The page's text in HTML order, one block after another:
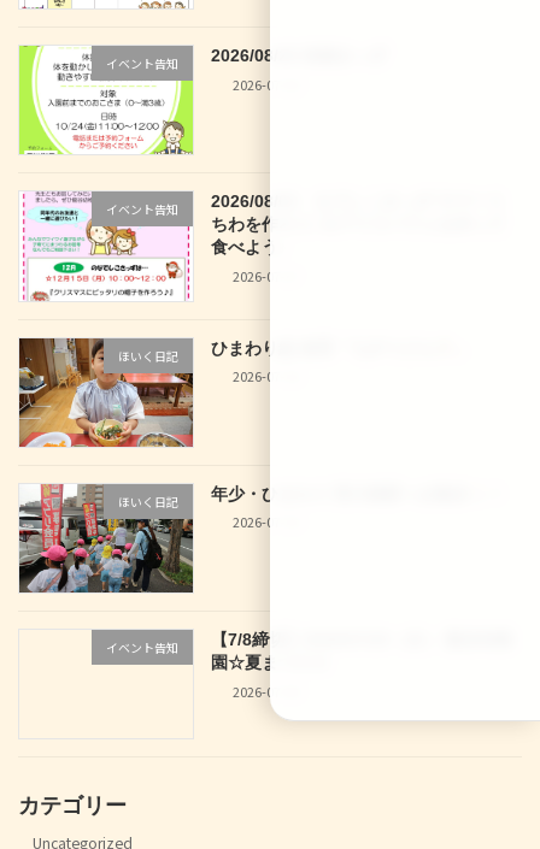
イベント告知
2026/08/28 体操きっず
2026-07-30
イベント告知
2026/08/03 なでしこきっず サマーう
ちわを作ろう♪＆アイスパフェを作って
食べよう♪
2026-07-27
ほいく日記 ひまわり組 食育「七夕うどん
2026-07-10
ほいく日記 年少・ひまわり 西大路駅へお散歩
2026-07-10
イベント告知
【7/8締切】2026/07/29（水） 龍谷幼稚
園☆夏まつり☆
2026-07-04
カテゴリー
Uncategorized